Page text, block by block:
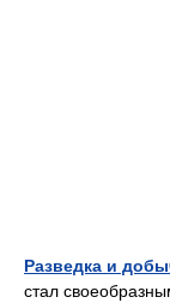
Разведка и
стал